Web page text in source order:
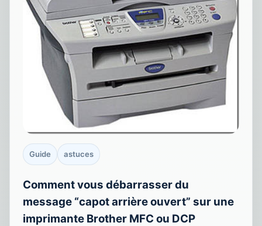
Guide astuces
Comment vous débarrasser du
message “capot arrière ouvert” sur une
imprimante Brother MFC ou DCP